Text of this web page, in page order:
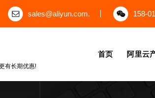
sales@aliyun.com. 158-
有长期优惠!
首页 阿里云